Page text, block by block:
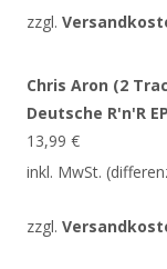
zzgl.
Chris Aron (2
Deutsche R'n'R
13,99 €
inkl. MwSt.
zzgl.